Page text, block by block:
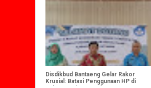
Disdikbud Bantaeng Gelar Rakor
Krusial: Batasi Penggunaan HP di